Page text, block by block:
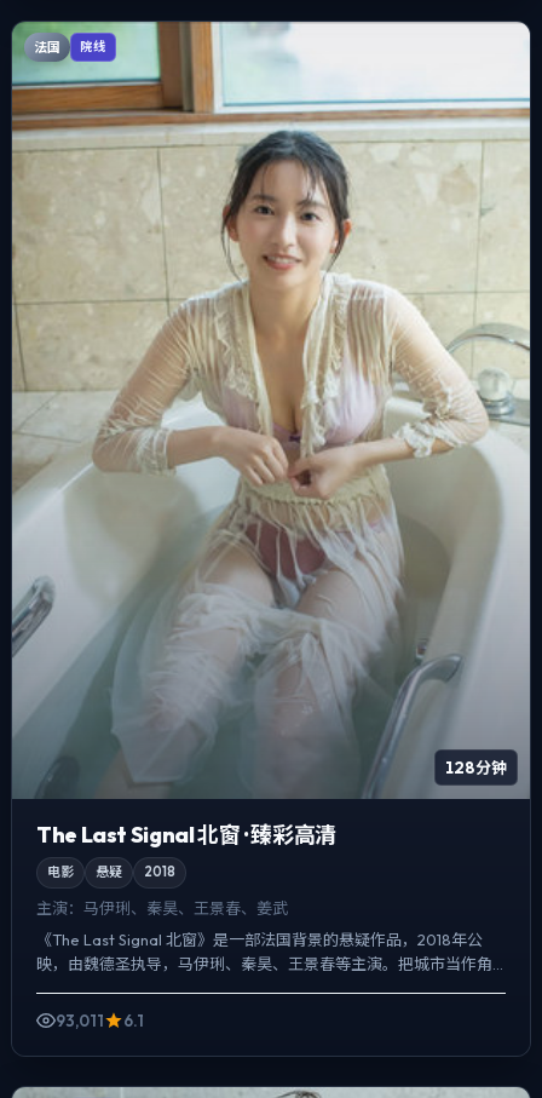
法国 院线
128分钟
The Last Signal 北窗 · 臻彩高清
电影 悬疑 2018
主演： 马伊琍、秦昊、王景春、姜武
《The Last Signal 北窗》是一部法国背景的悬疑作品，2018年公
映，由魏德圣执导，马伊琍、秦昊、王景春等主演。把城市当作角
93,011
6.1